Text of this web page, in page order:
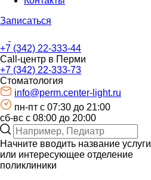
Записаться
+7 (342) 22-333-44
Call-центр в Перми
+7 (342) 22-333-73
Стоматология
info@perm.center-light.ru
пн-пт c 07:30 до 21:00
сб-вс с 08:00 до 20:00
Начните вводить название услуги
или интересующее отделение
поликлиники